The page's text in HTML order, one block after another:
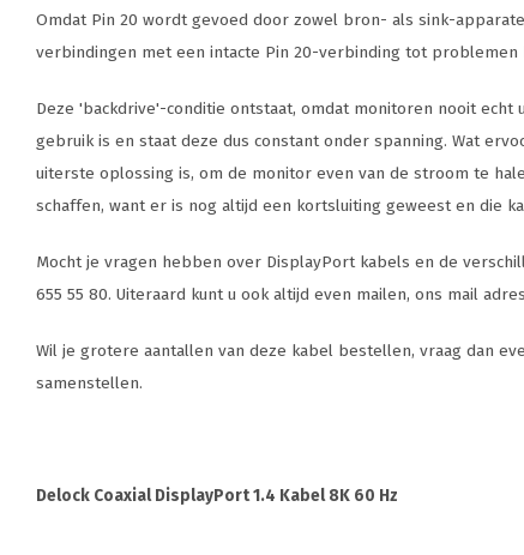
Omdat Pin 20 wordt gevoed door zowel bron- als sink-
verbindingen met een intacte Pin 20-verbinding tot
Deze 'backdrive'-conditie ontstaat, omdat monitoren nooit
gebruik is en staat deze dus constant onder spanning. Wat
uiterste oplossing is, om de monitor even van de stroom te
schaffen, want er is nog altijd een kortsluiting geweest en die
Mocht je vragen hebben over DisplayPort kabels en de
655 55 80. Uiteraard kunt u ook altijd even mailen, ons mail
Wil je grotere aantallen van deze kabel bestellen, vraag dan
samenstellen.
Delock Coaxial DisplayPort 1.4 Kabel 8K 60 Hz